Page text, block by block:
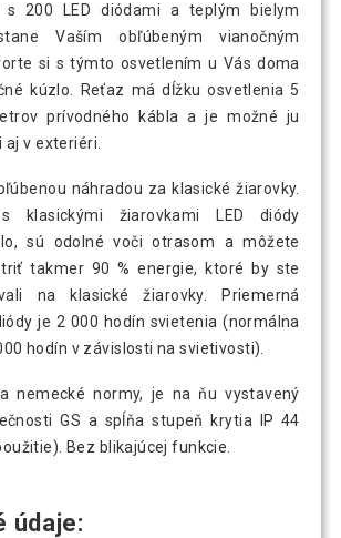
s 200 LED diódami a teplým bielym
Vaším obľúbeným vianočným
si s týmto osvetlením u Vás doma
kúzlo. Reťaz má dĺžku osvetlenia 5
prívodného kábla a je možné ju
aj v exteriéri.
náhradou za klasické žiarovky.
klasickými žiarovkami LED diódy
sú odolné voči otrasom a môžete
takmer 90 % energie, ktoré by ste
na klasické žiarovky. Priemerná
je 2 000 hodín svietenia (normálna
hodín v závislosti na svietivosti).
nemecké normy, je na ňu vystavený
GS a spĺňa stupeň krytia IP 44
Bez blikajúcej funkcie.
údaje: